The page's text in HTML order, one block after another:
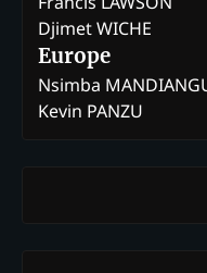
Djimet WICHE
Europe
Nsimba
Kevin PANZU